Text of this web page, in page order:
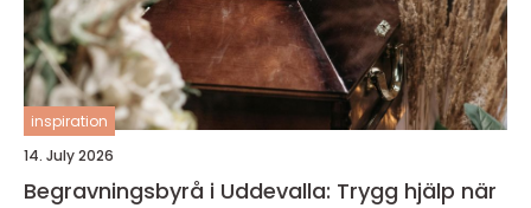
inspiration
14. July 2026
Begravningsbyrå i Uddevalla: Trygg hjälp när